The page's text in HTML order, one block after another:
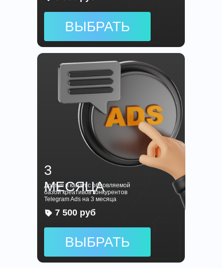
ВЫБРАТЬ
7 500 руб
3
МЕСЯЦA
ВЫБРАТЬ
Доступ в канал с обновляемой
базой креативов конкурентов
Telegram Ads на 3 месяца